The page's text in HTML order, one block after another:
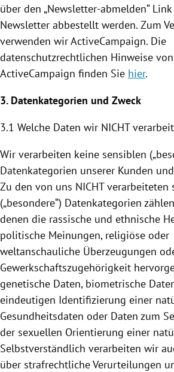
über den „Newsletter-abmelden“
Newsletter abbestellt werden. Zum
verwenden wir ActiveCampaign. Die
datenschutzrechtlichen Hinweise von
ActiveCampaign finden Sie hier.
3. Datenkategorien und Zweck
3.1 Welche Daten wir NICHT
Wir verarbeiten keine sensiblen
Datenkategorien unserer Kunden
Zu den von uns NICHT verarbeiteten
(„besondere“) Datenkategorien
denen die rassische und ethnische
politische Meinungen, religiöse oder
weltanschauliche Überzeugungen
Gewerkschaftszugehörigkeit
genetische Daten, biometrische
eindeutigen Identifizierung einer
Gesundheitsdaten oder Daten zum
der sexuellen Orientierung einer
Selbstverständlich verarbeiten wir
über strafrechtliche Verurteilungen